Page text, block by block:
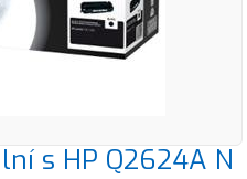
s HP Q2624A N